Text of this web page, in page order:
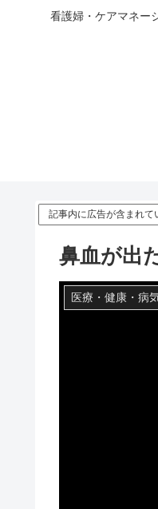
看護婦・ケアマネー
記事内に広告が含まれて
鼻血が出
医療・健康・病